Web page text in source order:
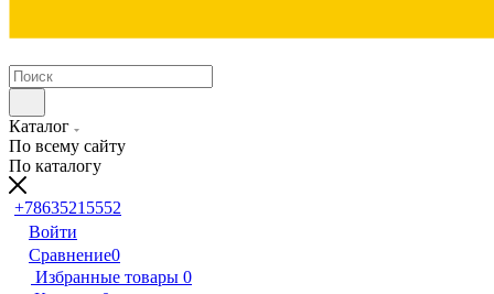
Каталог
По всему сайту
По каталогу
+78635215552
Войти
Сравнение0
Избранные товары 0